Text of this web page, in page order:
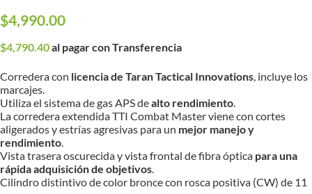
$4,990.00
$4,790.40al pagar con Transferencia
Corredera con licencia de Taran Tactical Innovations, incluye los
marcajes.
Utiliza el sistema de gas APS dealto rendimiento.
La corredera extendida TTI Combat Master viene con cortes
aligerados y estrías agresivas para un mejor manejo y
rendimiento.
Vista trasera oscurecida y vista frontal de fibra óptica para una
rápida adquisición de objetivos.
Cilindro distintivo de color bronce con rosca positiva (CW) de 11